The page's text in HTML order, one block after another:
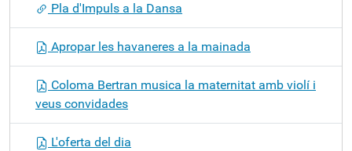
Pla d'Impuls a la Dansa
Apropar les havaneres a la mainada
Coloma Bertran musica la maternitat amb violí i
veus convidades
L'oferta del dia